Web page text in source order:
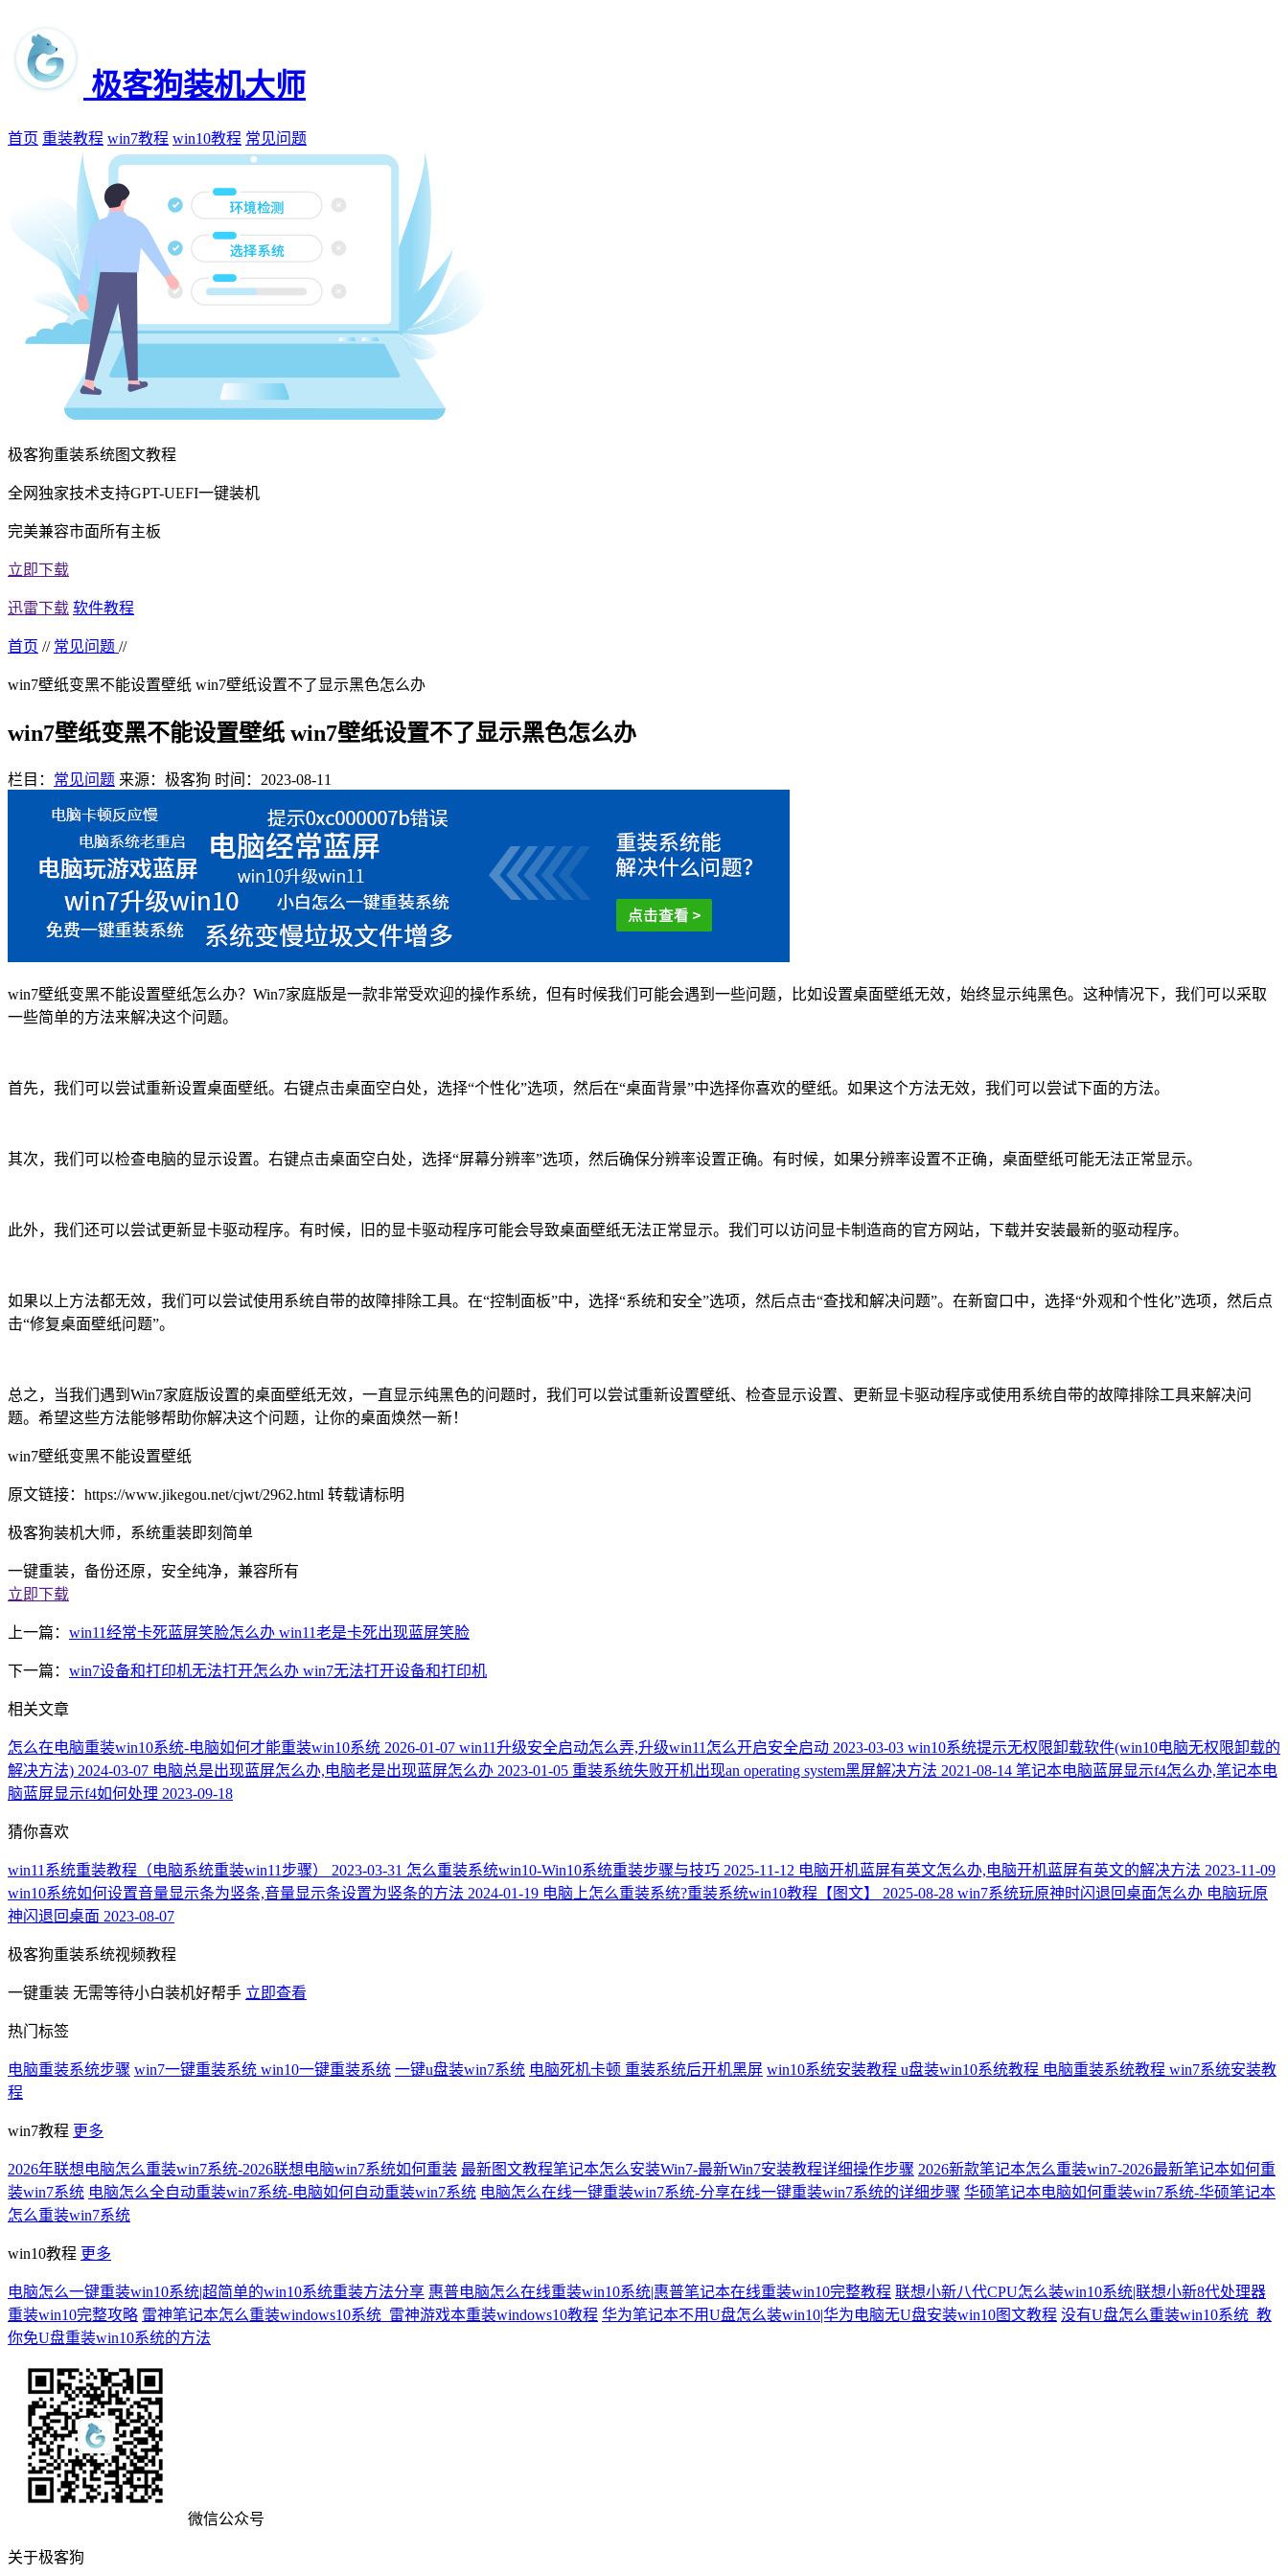
极客狗装机大师
首页 重装教程 win7教程 win10教程 常见问题
极客狗重装系统图文教程
全网独家技术支持GPT-UEFI一键装机
完美兼容市面所有主板
立即下载
迅雷下载 软件教程
首页 // 常见问题 //
win7壁纸变黑不能设置壁纸 win7壁纸设置不了显示黑色怎么办
win7壁纸变黑不能设置壁纸 win7壁纸设置不了显示黑色怎么办
栏目： 常见问题 来源：极客狗 时间：2023-08-11
win7壁纸变黑不能设置壁纸怎么办？Win7家庭版是一款非常受欢迎的操作系统，但有时候我们可能会遇到一些问题，比如设置桌面壁纸无效，始终显示纯黑色。这种情况下，我们可以采取
一些简单的方法来解决这个问题。
首先，我们可以尝试重新设置桌面壁纸。右键点击桌面空白处，选择“个性化”选项，然后在“桌面背景”中选择你喜欢的壁纸。如果这个方法无效，我们可以尝试下面的方法。
其次，我们可以检查电脑的显示设置。右键点击桌面空白处，选择“屏幕分辨率”选项，然后确保分辨率设置正确。有时候，如果分辨率设置不正确，桌面壁纸可能无法正常显示。
此外，我们还可以尝试更新显卡驱动程序。有时候，旧的显卡驱动程序可能会导致桌面壁纸无法正常显示。我们可以访问显卡制造商的官方网站，下载并安装最新的驱动程序。
如果以上方法都无效，我们可以尝试使用系统自带的故障排除工具。在“控制面板”中，选择“系统和安全”选项，然后点击“查找和解决问题”。在新窗口中，选择“外观和个性化”选项，然后点
击“修复桌面壁纸问题”。
总之，当我们遇到Win7家庭版设置的桌面壁纸无效，一直显示纯黑色的问题时，我们可以尝试重新设置壁纸、检查显示设置、更新显卡驱动程序或使用系统自带的故障排除工具来解决问
题。希望这些方法能够帮助你解决这个问题，让你的桌面焕然一新！
win7壁纸变黑不能设置壁纸
原文链接：https://www.jikegou.net/cjwt/2962.html 转载请标明
极客狗装机大师，系统重装即刻简单
一键重装，备份还原，安全纯净，兼容所有
立即下载
上一篇： win11经常卡死蓝屏笑脸怎么办 win11老是卡死出现蓝屏笑脸
下一篇： win7设备和打印机无法打开怎么办 win7无法打开设备和打印机
相关文章
怎么在电脑重装win10系统-电脑如何才能重装win10系统 2026-01-07 win11升级安全启动怎么弄,升级win11怎么开启安全启动 2023-03-03 win10系统提示无权限卸载软件(win10电脑无权限卸载的
解决方法) 2024-03-07 电脑总是出现蓝屏怎么办,电脑老是出现蓝屏怎么办 2023-01-05 重装系统失败开机出现an operating system黑屏解决方法 2021-08-14 笔记本电脑蓝屏显示f4怎么办,笔记本电
脑蓝屏显示f4如何处理 2023-09-18
猜你喜欢
win11系统重装教程（电脑系统重装win11步骤） 2023-03-31 怎么重装系统win10-Win10系统重装步骤与技巧 2025-11-12 电脑开机蓝屏有英文怎么办,电脑开机蓝屏有英文的解决方法 2023-11-09
win10系统如何设置音量显示条为竖条,音量显示条设置为竖条的方法 2024-01-19 电脑上怎么重装系统?重装系统win10教程【图文】 2025-08-28 win7系统玩原神时闪退回桌面怎么办 电脑玩原
神闪退回桌面 2023-08-07
极客狗重装系统视频教程
一键重装 无需等待小白装机好帮手 立即查看
热门标签
电脑重装系统步骤 win7一键重装系统 win10一键重装系统 一键u盘装win7系统 电脑死机卡顿 重装系统后开机黑屏 win10系统安装教程 u盘装win10系统教程 电脑重装系统教程 win7系统安装教
程
win7教程 更多
2026年联想电脑怎么重装win7系统-2026联想电脑win7系统如何重装 最新图文教程笔记本怎么安装Win7-最新Win7安装教程详细操作步骤 2026新款笔记本怎么重装win7-2026最新笔记本如何重
装win7系统 电脑怎么全自动重装win7系统-电脑如何自动重装win7系统 电脑怎么在线一键重装win7系统-分享在线一键重装win7系统的详细步骤 华硕笔记本电脑如何重装win7系统-华硕笔记本
怎么重装win7系统
win10教程 更多
电脑怎么一键重装win10系统|超简单的win10系统重装方法分享 惠普电脑怎么在线重装win10系统|惠普笔记本在线重装win10完整教程 联想小新八代CPU怎么装win10系统|联想小新8代处理器
重装win10完整攻略 雷神笔记本怎么重装windows10系统_雷神游戏本重装windows10教程 华为笔记本不用U盘怎么装win10|华为电脑无U盘安装win10图文教程 没有U盘怎么重装win10系统_教
你免U盘重装win10系统的方法
微信公众号
关于极客狗